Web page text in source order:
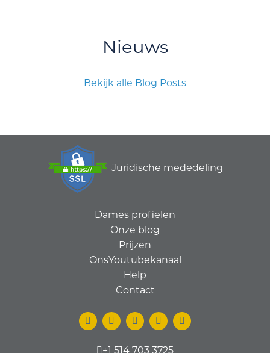
Nieuws
Bekijk alle Blog Posts
Juridische mededeling
Dames profielen
Onze blog
Prijzen
OnsYoutubekanaal
Help
Contact
+1 514 703 3725